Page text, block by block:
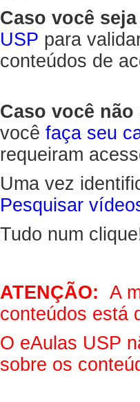
Caso você
USP para
conteúdos de
Caso você
você faça seu
requeiram
Uma vez
Pesquisar
Tudo num
ATENÇÃO: A
conteúdos está
O eAulas USP
sobre os